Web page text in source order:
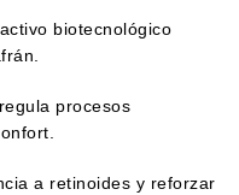
biotecnológico
procesos
a retinoides y reforzar